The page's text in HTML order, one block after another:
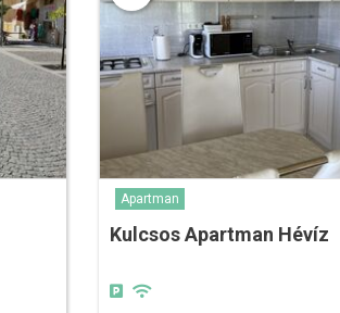
Apartman
Kulcsos Apartman Hévíz